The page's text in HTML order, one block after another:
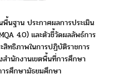
นฐาน ประกาศผลการประเมิน
4.0) และตัวชี้วัดผลลัพธ์การ
สิทธิภาพในการปฏิบัติราชการ
ำนักงานเขตพื้นที่การศึกษา
รศึกษามัธยมศึกษา